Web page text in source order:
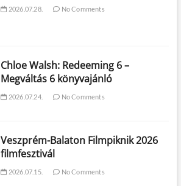
2026.07.28. No Comments
Chloe Walsh: Redeeming 6 –
Megváltás 6 könyvajánló
2026.07.24. No Comments
Veszprém-Balaton Filmpiknik 2026
filmfesztivál
2026.07.15. No Comments